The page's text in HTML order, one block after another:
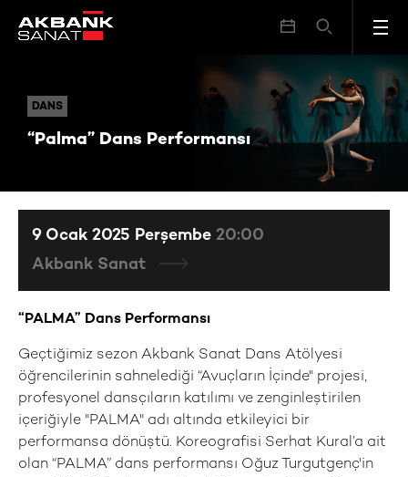
DANS
“Palma” Dans Performansı
DANS “Palma” Dans Performansı
“PALMA” Dans Performansı
Geçtiğimiz sezon Akbank Sanat Dans Atölyesi
öğrencilerinin sahnelediği “Avuçların İçinde" projesi,
profesyonel dansçıların katılımı ve zenginleştirilen
içeriğiyle "PALMA" adı altında etkileyici bir
performansa dönüştü. Koreografisi Serhat Kural’a ait
olan “PALMA” dans performansı Oğuz Turgutgenç'in
9 Ocak 2025 Perşembe 20:00
Akbank Sanat